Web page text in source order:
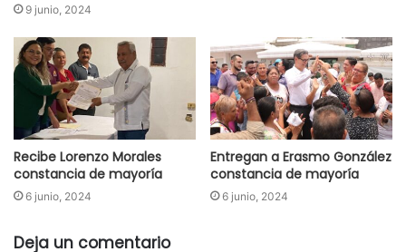
9 junio, 2024
Recibe Lorenzo Morales
constancia de mayoría
6 junio, 2024
Entregan a Erasmo González
constancia de mayoría
6 junio, 2024
Deja un comentario